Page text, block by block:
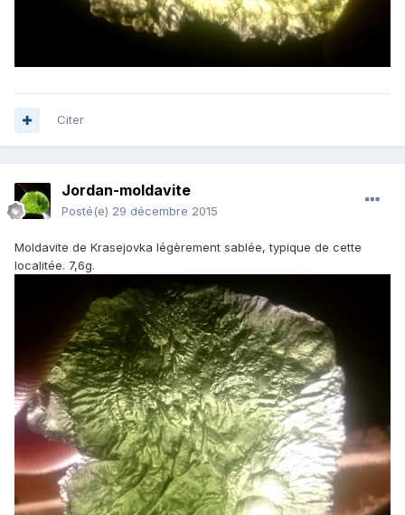
Citer
Jordan-moldavite
Posté(e) 29 décembre 2015
Moldavite de Krasejovka légèrement sablée, typique de cette
localitée. 7,6g.